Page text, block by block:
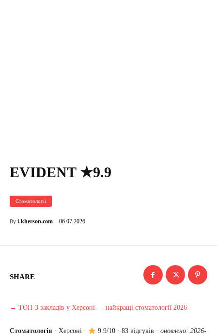
EVIDENT ★9.9
Стоматології
By i-kherson.com 06.07.2026
SHARE
← ТОП-3 закладів у Херсоні — найкращі стоматології 2026
Стоматологія · Херсоні · 9.9/10 · 83 відгуків · оновлено: 2026-